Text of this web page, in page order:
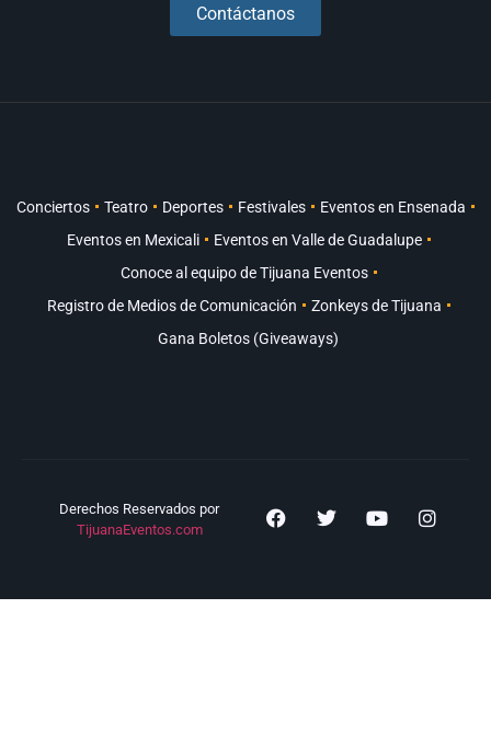
Contáctanos
Conciertos Teatro Deportes Festivales
Eventos en Ensenada
Eventos en Mexicali
Eventos en Valle de Guadalupe
Conoce al equipo de Tijuana Eventos
Registro de Medios de Comunicación
Zonkeys de Tijuana
Gana Boletos (Giveaways)
Derechos Reservados por
TijuanaEventos.com